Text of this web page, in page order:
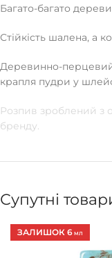
Багато-багато
Стійкість шалена, а
Деревинно-перцевий
крапля пудри у
Розпив зроблений з
бренду.
Супутні
ЗАЛИШОК 6 МЛ